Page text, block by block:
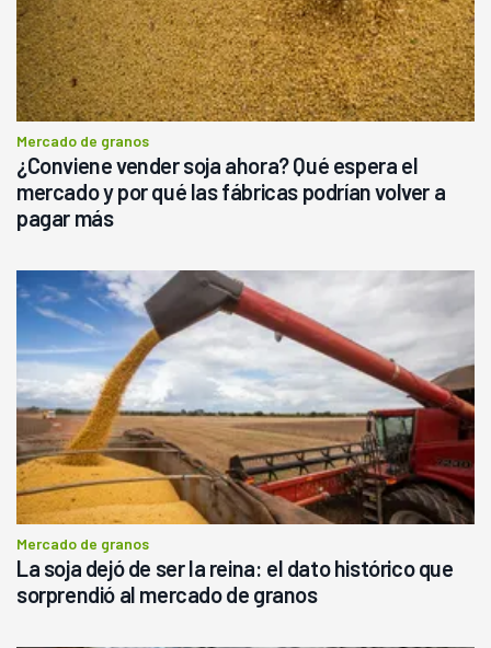
Mercado de granos
¿Conviene vender soja ahora? Qué espera el
mercado y por qué las fábricas podrían volver a
pagar más
Mercado de granos
La soja dejó de ser la reina: el dato histórico que
sorprendió al mercado de granos